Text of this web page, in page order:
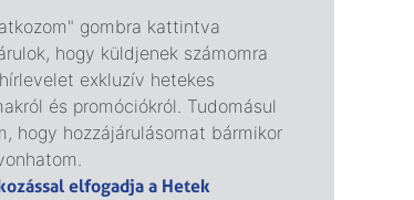
gombra kattintva
hogy küldjenek számomra
exkluzív hetekes
és promóciókról. Tudomásul
hogy hozzájárulásomat bármikor
elfogadja a Hetek